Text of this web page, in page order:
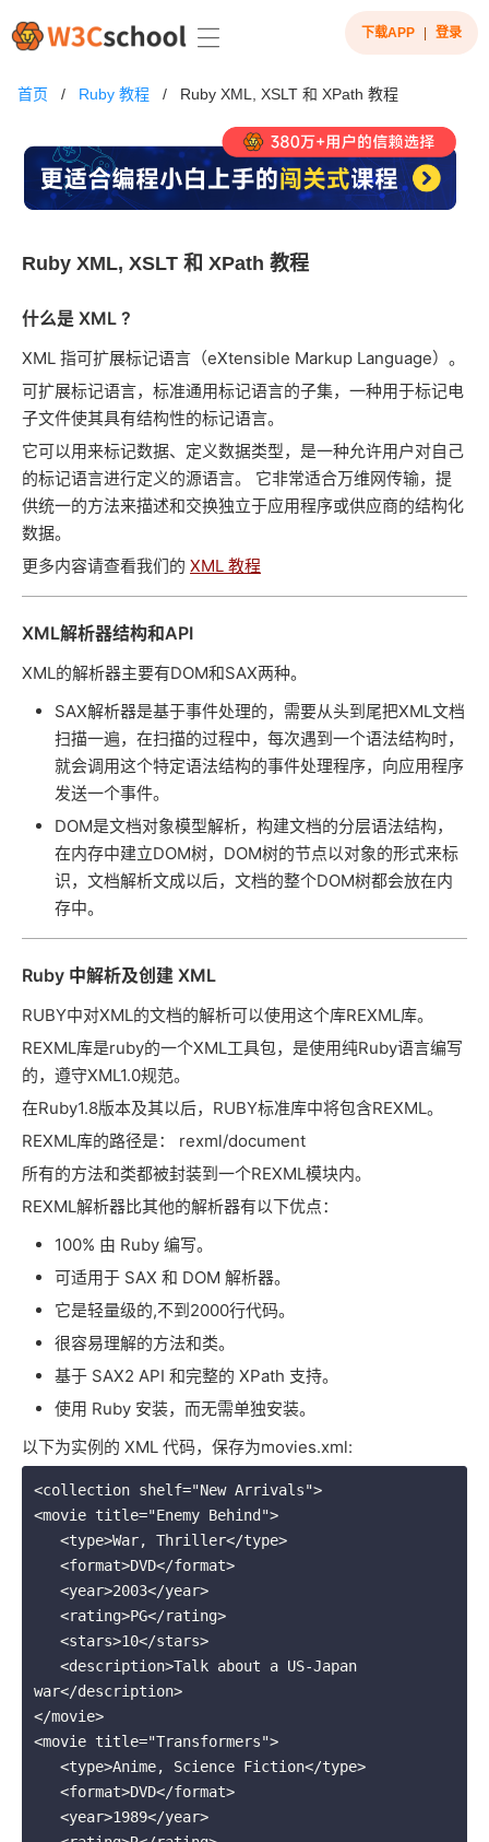
下载APP 登录
首页 / Ruby 教程 / Ruby XML, XSLT 和 XPath 教程
Ruby XML, XSLT 和 XPath 教程
什么是 XML ?
XML 指可扩展标记语言（eXtensible Markup Language）。
可扩展标记语言，标准通用标记语言的子集，一种用于标记电
子文件使其具有结构性的标记语言。
它可以用来标记数据、定义数据类型，是一种允许用户对自己
的标记语言进行定义的源语言。 它非常适合万维网传输，提
供统一的方法来描述和交换独立于应用程序或供应商的结构化
数据。
更多内容请查看我们的 XML 教程
XML解析器结构和API
XML的解析器主要有DOM和SAX两种。
SAX解析器是基于事件处理的，需要从头到尾把XML文档
扫描一遍，在扫描的过程中，每次遇到一个语法结构时，
就会调用这个特定语法结构的事件处理程序，向应用程序
发送一个事件。
DOM是文档对象模型解析，构建文档的分层语法结构，
在内存中建立DOM树，DOM树的节点以对象的形式来标
识，文档解析文成以后，文档的整个DOM树都会放在内
存中。
Ruby 中解析及创建 XML
RUBY中对XML的文档的解析可以使用这个库REXML库。
REXML库是ruby的一个XML工具包，是使用纯Ruby语言编写
的，遵守XML1.0规范。
在Ruby1.8版本及其以后，RUBY标准库中将包含REXML。
REXML库的路径是： rexml/document
所有的方法和类都被封装到一个REXML模块内。
REXML解析器比其他的解析器有以下优点：
100% 由 Ruby 编写。
可适用于 SAX 和 DOM 解析器。
它是轻量级的,不到2000行代码。
很容易理解的方法和类。
基于 SAX2 API 和完整的 XPath 支持。
使用 Ruby 安装，而无需单独安装。
以下为实例的 XML 代码，保存为movies.xml:
<collection shelf="New Arrivals">
<movie title="Enemy Behind">
war</description>
</movie>
<movie title="Transformers">